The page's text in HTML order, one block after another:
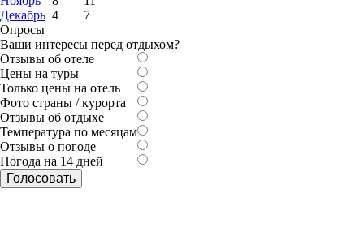
Декабрь 4
7
Опросы
Ваши интересы перед отдыхом?
Отзывы об отеле
Цены на туры
Только цены на отель
Фото страны / курорта
Отзывы об отдыхе
Температура по месяцам
Отзывы о погоде
Погода на 14 дней